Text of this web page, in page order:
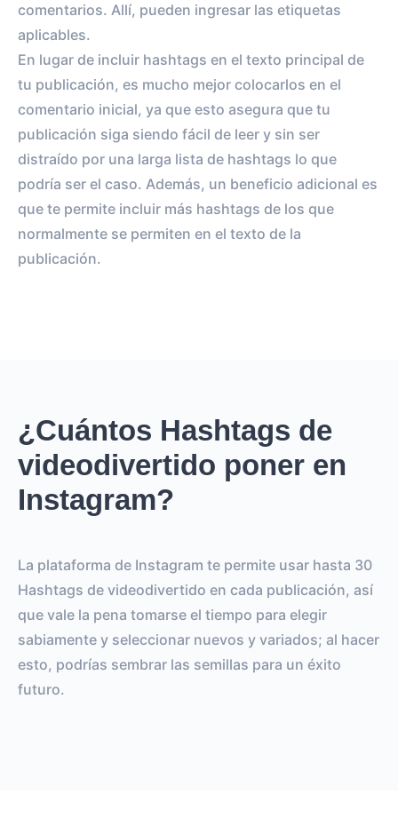
comentarios. Allí, pueden ingresar las etiquetas
aplicables.
En lugar de incluir hashtags en el texto principal de
tu publicación, es mucho mejor colocarlos en el
comentario inicial, ya que esto asegura que tu
publicación siga siendo fácil de leer y sin ser
distraído por una larga lista de hashtags lo que
podría ser el caso. Además, un beneficio adicional es
que te permite incluir más hashtags de los que
normalmente se permiten en el texto de la
publicación.
¿Cuántos Hashtags de
videodivertido poner en
Instagram?
La plataforma de Instagram te permite usar hasta 30
Hashtags de videodivertido en cada publicación, así
que vale la pena tomarse el tiempo para elegir
sabiamente y seleccionar nuevos y variados; al hacer
esto, podrías sembrar las semillas para un éxito
futuro.